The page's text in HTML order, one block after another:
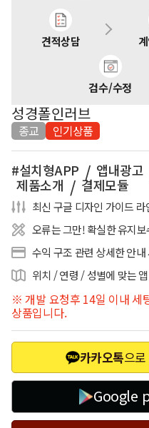
견적상담
검수/수정
성경폴인러브
종교 인기상품
설치형APP 앱내광고
제품소개
결제모듈
최신 구글 디자인 가이드
오류는 그만! 확실한 유지
수익 구조 관련 상세한 안내
위치 / 연령 / 성별에 맞는
※ 개발 요청후 14일 이내 세
상품입니다.
카카오톡으
Google